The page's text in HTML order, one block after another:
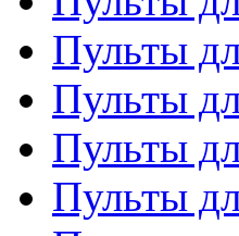
Пульты
Пульты
Пульты
Пульты